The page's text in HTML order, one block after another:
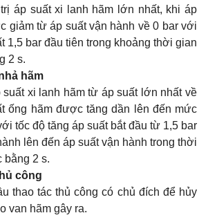
áp suất xi lanh hãm lớn nhất, khi áp
giảm từ áp suất vận hành về 0 bar với
1,5 bar đầu tiên trong khoảng thời gian
2 s.
hãm
xi lanh hãm từ áp suất lớn nhất về
ống hãm được tăng dần lên đến mức
tốc độ tăng áp suất bắt đầu từ 1,5 bar
lên đến áp suất vận hành trong thời
bằng 2 s.
công
thao tác thủ công có chủ đích để hủy
van hãm gây ra.